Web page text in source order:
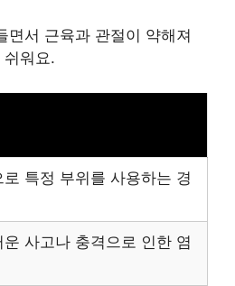
면서 근육과 관절이 약해져
쉬워요.
로 특정 부위를 사용하는 경
운 사고나 충격으로 인한 염